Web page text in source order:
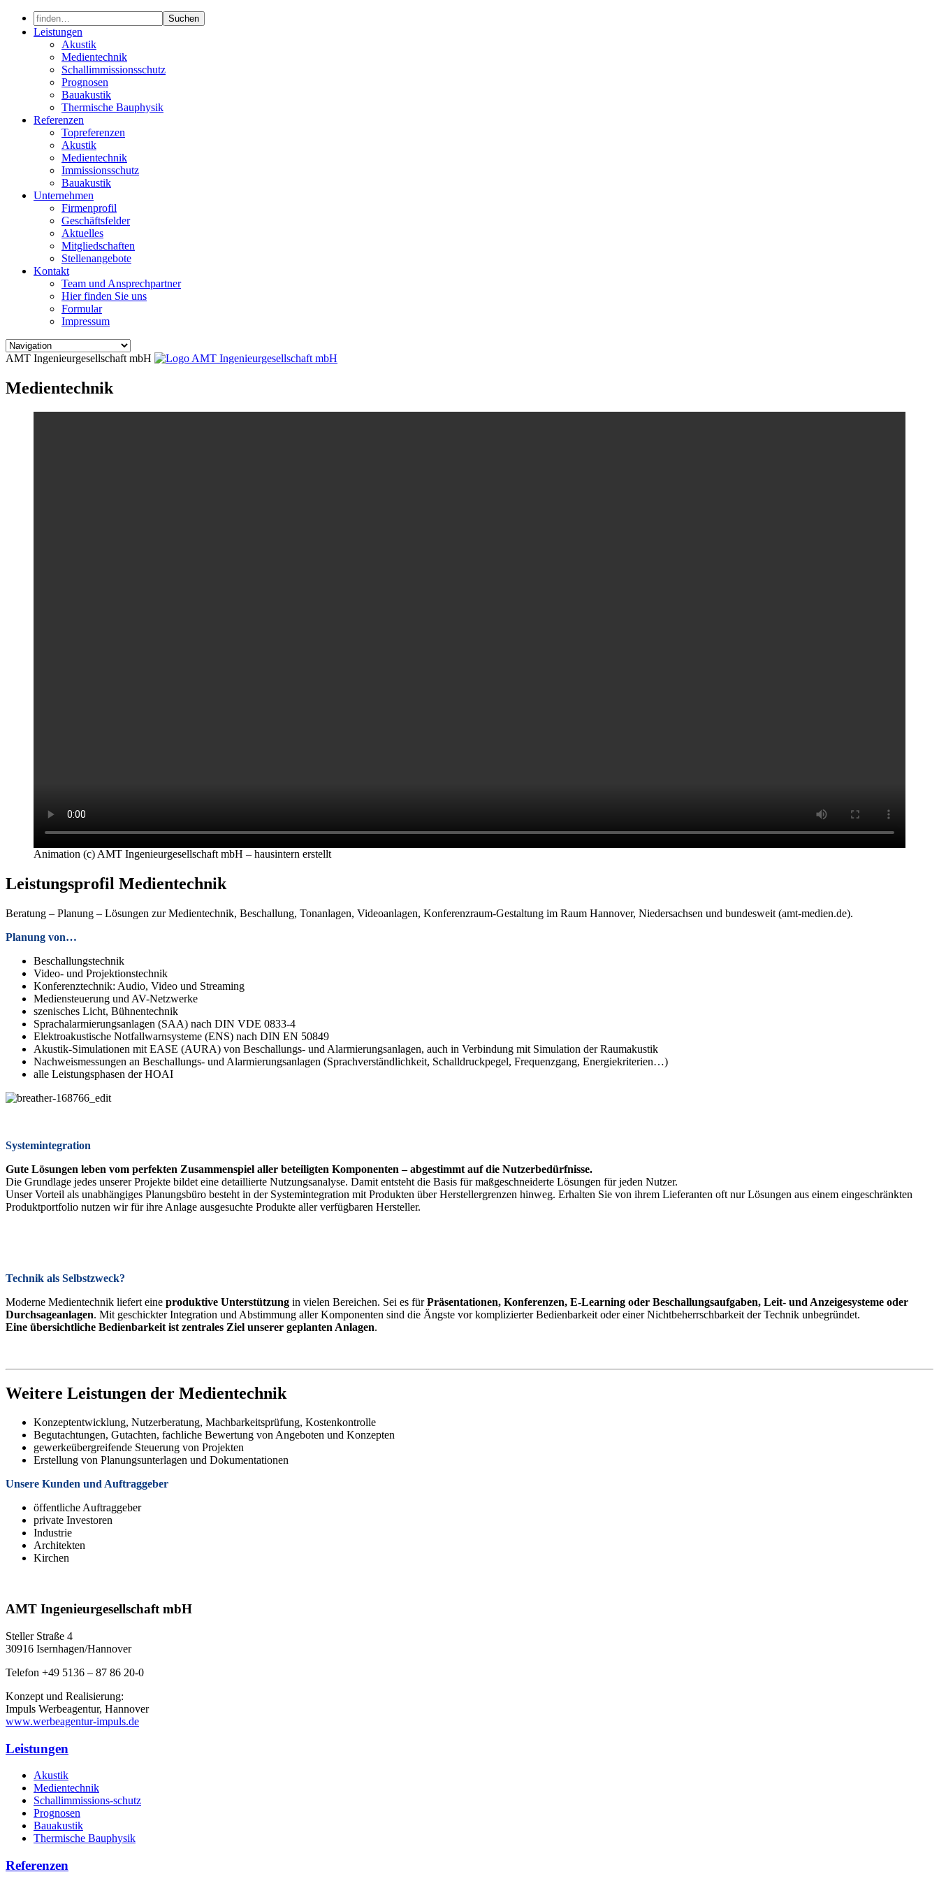
Skip
Leistungen
Akustik
Medientechnik
Schallimmissionsschutz
Prognosen
Bauakustik
Thermische Bauphysik
Referenzen
Topreferenzen
Akustik
Medientechnik
Immissionsschutz
Bauakustik
Unternehmen
Firmenprofil
Geschäftsfelder
Aktuelles
Mitgliedschaften
Stellenangebote
Kontakt
Team und Ansprechpartner
Hier finden Sie uns
Formular
Impressum
AMT Ingenieurgesellschaft mbH
Medientechnik
Animation (c) AMT Ingenieurgesellschaft mbH – hausintern erstellt
Leistungsprofil Medientechnik
Beratung – Planung – Lösungen zur Medientechnik, Beschallung, Tonanlagen, Videoanlagen, Konferenzraum-Gestaltung im Raum Hannover, Niedersachsen und bundesweit (amt-medien.de).
Planung von…
Beschallungstechnik
Video- und Projektionstechnik
Konferenztechnik: Audio, Video und Streaming
Mediensteuerung und AV-Netzwerke
szenisches Licht, Bühnentechnik
Sprachalarmierungsanlagen (SAA) nach DIN VDE 0833-4
Elektroakustische Notfallwarnsysteme (ENS) nach DIN EN 50849
Akustik-Simulationen mit EASE (AURA) von Beschallungs- und Alarmierungsanlagen, auch in Verbindung mit Simulation der Raumakustik
Nachweismessungen an Beschallungs- und Alarmierungsanlagen (Sprachverständlichkeit, Schalldruckpegel, Frequenzgang, Energiekriterien…)
alle Leistungsphasen der HOAI
Systemintegration
Gute Lösungen leben vom perfekten Zusammenspiel aller beteiligten Komponenten – abgestimmt auf die Nutzerbedürfnisse.
Die Grundlage jedes unserer Projekte bildet eine detaillierte Nutzungsanalyse. Damit entsteht die Basis für maßgeschneiderte Lösungen für jeden Nutzer.
Unser Vorteil als unabhängiges Planungsbüro besteht in der Systemintegration mit Produkten über Herstellergrenzen hinweg. Erhalten Sie von ihrem Lieferanten oft nur Lösungen aus einem eingeschränkten
Produktportfolio nutzen wir für ihre Anlage ausgesuchte Produkte aller verfügbaren Hersteller.
Technik als Selbstzweck?
Moderne Medientechnik liefert eine produktive Unterstützung in vielen Bereichen. Sei es fürPräsentationen, Konferenzen, E-Learning oder Beschallungsaufgaben, Leit- und Anzeigesysteme oder
Durchsageanlagen. Mit geschickter Integration und Abstimmung aller Komponenten sind die Ängste vor komplizierter Bedienbarkeit oder einer Nichtbeherrschbarkeit der Technik unbegründet.
Eine übersichtliche Bedienbarkeit ist zentrales Ziel unserer geplanten Anlagen.
Weitere Leistungen der Medientechnik
Konzeptentwicklung, Nutzerberatung, Machbarkeitsprüfung, Kostenkontrolle
Begutachtungen, Gutachten, fachliche Bewertung von Angeboten und Konzepten
gewerkeübergreifende Steuerung von Projekten
Erstellung von Planungsunterlagen und Dokumentationen
Unsere Kunden und Auftraggeber
öffentliche Auftraggeber
private Investoren
Industrie
Architekten
Kirchen
AMT Ingenieurgesellschaft mbH
Steller Straße 4
30916 Isernhagen/Hannover
Telefon +49 5136 – 87 86 20-0
Konzept und Realisierung:
Impuls Werbeagentur, Hannover
www.werbeagentur-impuls.de
Leistungen
Akustik
Medientechnik
Schallimmissions-schutz
Prognosen
Bauakustik
Thermische Bauphysik
Referenzen